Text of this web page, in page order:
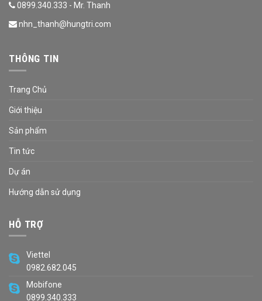
0899.340.333 - Mr. Thanh
nhn_thanh@hungtri.com
THÔNG TIN
Trang Chủ
Giới thiệu
Sản phẩm
Tin tức
Dự án
Hướng dẫn sử dụng
HỖ TRỢ
Viettel
0982.682.045
Mobifone
0899.340.333